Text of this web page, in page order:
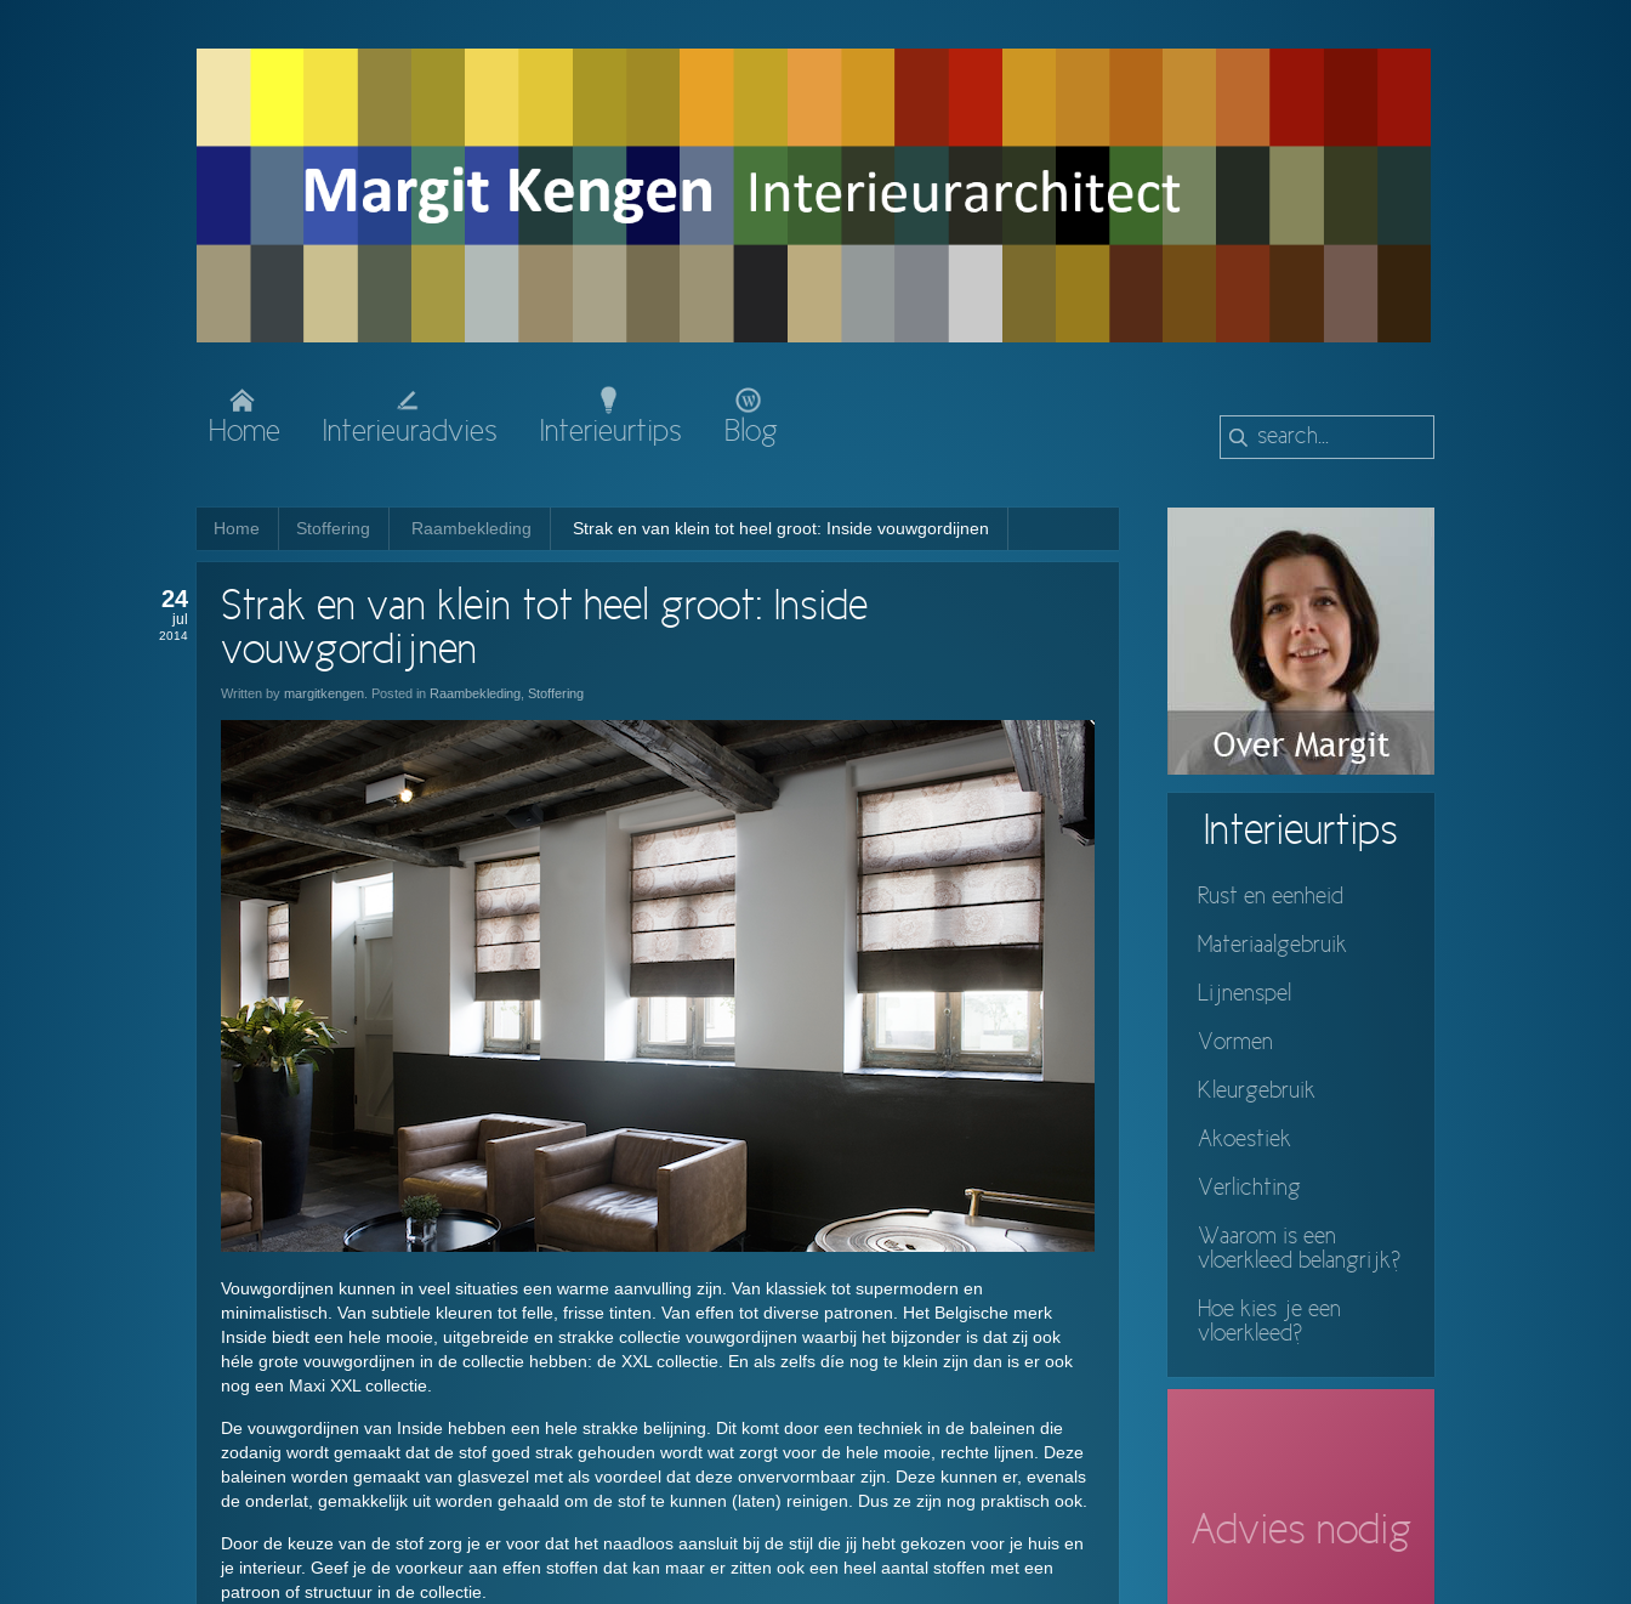
Home Interieuradvies Interieurtips Blog
Home Stoffering Raambekleding Strak en van klein tot heel groot: Inside vouwgordijnen
24
jul
2014
Strak en van klein tot heel groot: Inside
vouwgordijnen
Written by margitkengen . Posted in Raambekleding Stoffering
Vouwgordijnen kunnen in veel situaties een warme aanvulling zijn. Van klassiek tot supermodern en
minimalistisch. Van subtiele kleuren tot felle, frisse tinten. Van effen tot diverse patronen. Het Belgische merk
Inside biedt een hele mooie, uitgebreide en strakke collectie vouwgordijnen waarbij het bijzonder is dat zij ook
héle grote vouwgordijnen in de collectie hebben: de XXL collectie. En als zelfs díe nog te klein zijn dan is er ook
nog een Maxi XXL collectie.
De vouwgordijnen van Inside hebben een hele strakke belijning. Dit komt door een techniek in de baleinen die
zodanig wordt gemaakt dat de stof goed strak gehouden wordt wat zorgt voor de hele mooie, rechte lijnen. Deze
baleinen worden gemaakt van glasvezel met als voordeel dat deze onvervormbaar zijn. Deze kunnen er, evenals
de onderlat, gemakkelijk uit worden gehaald om de stof te kunnen (laten) reinigen. Dus ze zijn nog praktisch ook.
Door de keuze van de stof zorg je er voor dat het naadloos aansluit bij de stijl die jij hebt gekozen voor je huis en
je interieur. Geef je de voorkeur aan effen stoffen dat kan maar er zitten ook een heel aantal stoffen met een
patroon of structuur in de collectie.
Interieurtips
Rust en eenheid
Materiaalgebruik
Lijnenspel
Vormen
Kleurgebruik
Akoestiek
Verlichting
Waarom is een
vloerkleed belangrijk?
Hoe kies je een
vloerkleed?
Advies nodig